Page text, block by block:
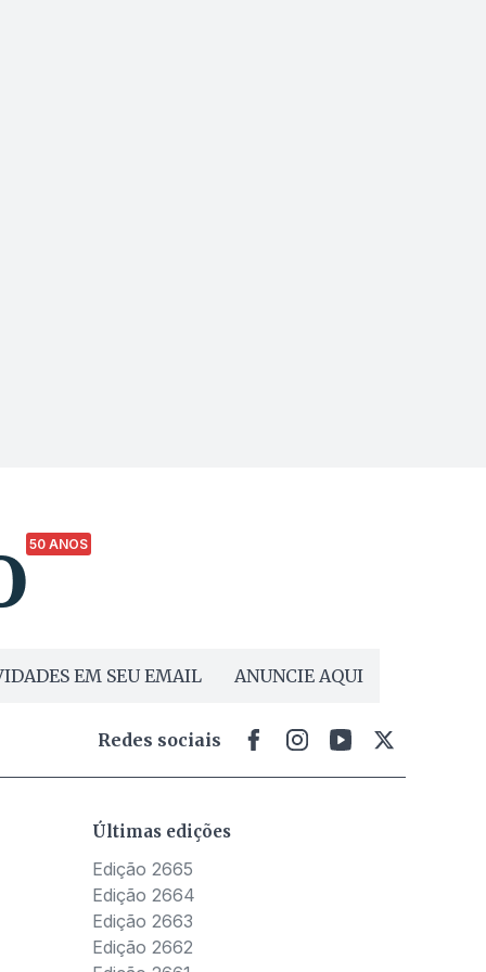
50 ANOS
EM SEU EMAIL ANUNCIE AQUI
Redes sociais
Últimas edições
Edição 2665
Edição 2664
Edição 2663
Edição 2662